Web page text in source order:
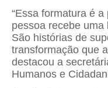
“Essa formatura é
pessoa recebe
São histórias de
transformação que
destacou a
Humanos e